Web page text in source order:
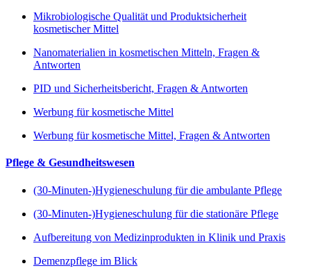
Mikrobiologische Qualität und Produktsicherheit
kosmetischer Mittel
Nanomaterialien in kosmetischen Mitteln, Fragen &
Antworten
PID und Sicherheitsbericht, Fragen & Antworten
Werbung für kosmetische Mittel
Werbung für kosmetische Mittel, Fragen & Antworten
Pflege & Gesundheitswesen
(30-Minuten-)Hygieneschulung für die ambulante Pflege
(30-Minuten-)Hygieneschulung für die stationäre Pflege
Aufbereitung von Medizinprodukten in Klinik und Praxis
Demenzpflege im Blick